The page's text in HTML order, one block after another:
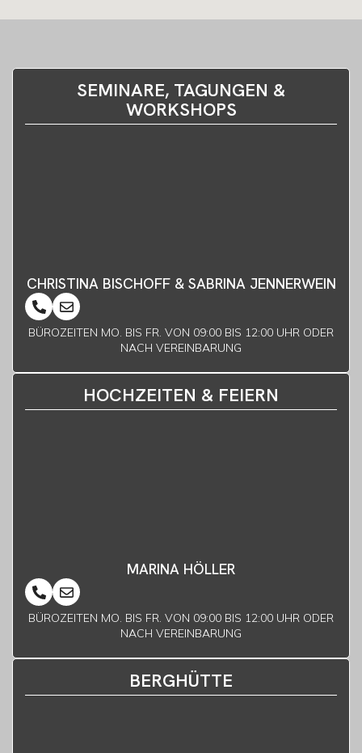
SEMINARE, TAGUNGEN &
WORKSHOPS
CHRISTINA BISCHOFF & SABRINA JENNERWEIN
BÜROZEITEN MO. BIS FR. VON 09:00 BIS 12:00 UHR ODER
NACH VEREINBARUNG
HOCHZEITEN & FEIERN
MARINA HÖLLER
BÜROZEITEN MO. BIS FR. VON 09:00 BIS 12:00 UHR ODER
NACH VEREINBARUNG
BERGHÜTTE